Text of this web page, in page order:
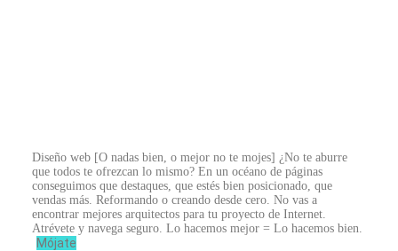
Diseño web [O nadas bien, o mejor no te mojes] ¿No te aburre
que todos te ofrezcan lo mismo? En un océano de páginas
conseguimos que destaques, que estés bien posicionado, que
vendas más. Reformando o creando desde cero. No vas a
encontrar mejores arquitectos para tu proyecto de Internet.
Atrévete y navega seguro. Lo hacemos mejor = Lo hacemos bien.
Mójate